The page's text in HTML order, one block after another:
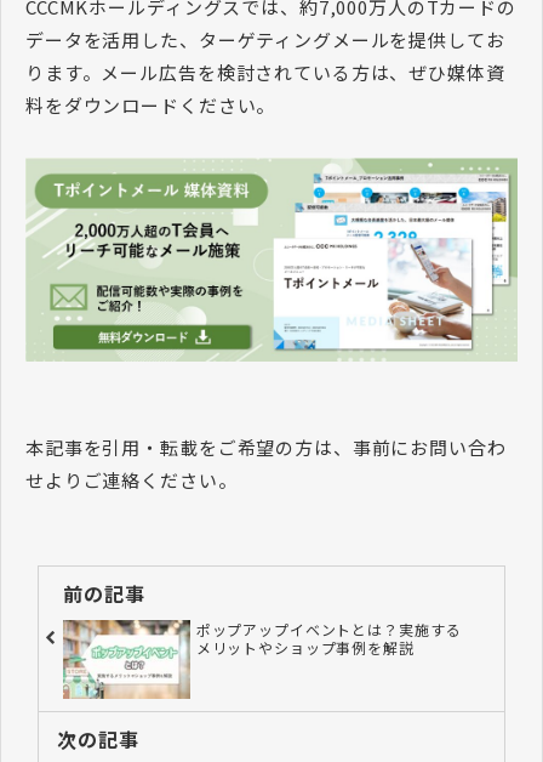
CCCMKホールディングスでは、約7,000万人のTカードの
データを活用した、ターゲティングメールを提供してお
ります。メール広告を検討されている方は、ぜひ媒体資
料をダウンロードください。
本記事を引用・転載をご希望の方は、事前にお問い合わ
せよりご連絡ください。
前の記事
ポップアップイベントとは？実施する
メリットやショップ事例を解説
次の記事